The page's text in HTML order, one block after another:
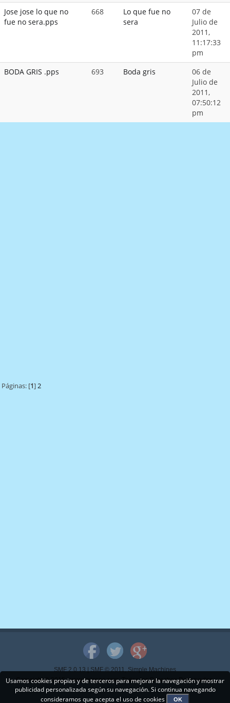
Jose jose lo que no
fue no sera.pps
668
Lo que fue no
sera
07 de
Julio de
2011,
11:17:33
pm
BODA GRIS .pps
693 Boda gris
06 de
Julio de
2011,
07:50:12
pm
Páginas: [1]2
SMF 2.0.13|SMF © 2011,Simple Machines
Copyright © 2015 - www.mispps.com. Todos los Derechos Reservados.
Usamos cookies propias y de terceros para mejorar la navegación y mostrar
publicidad personalizada según su navegación. Si continua navegando
consideramos que acepta el uso de cookies
OK